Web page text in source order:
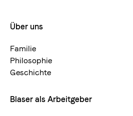
Footermenue-
neu
Über uns
Familie
Philosophie
Geschichte
Blaser als Arbeitgeber